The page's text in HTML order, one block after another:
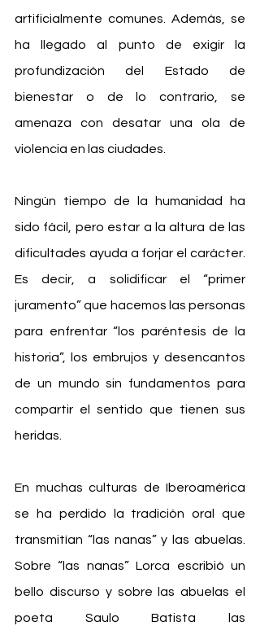
artificialmente comunes. Además, se
ha llegado al punto de exigir la
profundización del Estado de
bienestar o de lo contrario, se
amenaza con desatar una ola de
violencia en las ciudades.
Ningún tiempo de la humanidad ha
sido fácil, pero estar a la altura de las
dificultades ayuda a forjar el carácter.
Es decir, a solidificar el “primer
juramento” que hacemos las personas
para enfrentar “los paréntesis de la
historia”, los embrujos y desencantos
de un mundo sin fundamentos para
compartir el sentido que tienen sus
heridas.
En muchas culturas de Iberoamérica
se ha perdido la tradición oral que
transmitían “las nanas” y las abuelas.
Sobre “las nanas” Lorca escribió un
bello discurso y sobre las abuelas el
poeta Saulo Batista las